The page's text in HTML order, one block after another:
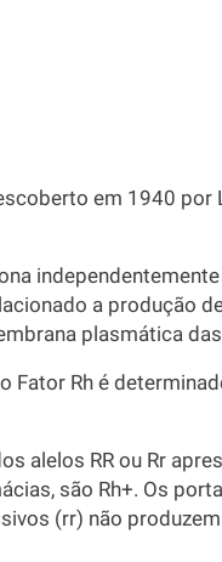
em 1940 por
a produção
plasmática
Fator Rh é
alelos RR ou Rr
são Rh+. Os
(rr) não